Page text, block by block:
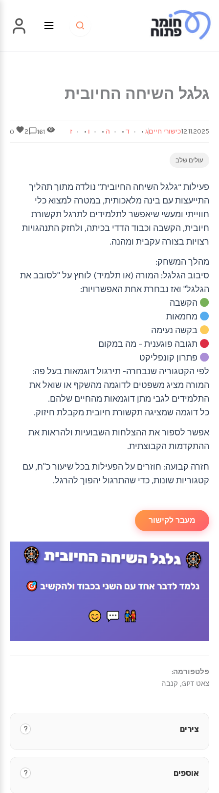
לתוכן
גלגל השיחה החיובית
12.11.2025כישורי חייםג • ד • ה • ו • ז 2
עולים שלב
פעילות “גלגל השיחה החיובית” נולדה מתוך תהליך
התייעצות עם בינה מלאכותית, במטרה למצוא כלי
חווייתי ומעשי שיאפשר לתלמידים לתרגל תקשורת
חיובית, הקשבה וכבוד הדדי בכיתה, ולחזק התנהגויות
רצויות בצורה עקבית ומהנה.
מהלך המשחק:
סיבוב הגלגל: המורה (או תלמיד) לוחץ על "לסובב את
הגלגל" ואז נבחרת אחת האפשרויות:
הקשבה
מחמאות
בקשה נעימה
תגובה פוגענית – מה במקום
פתרון קונפליקט
לפי הקטגוריה שנבחרה- תירגול דוגמאות בעל פה:
המורה מציג משפטים לדוגמה מהשקף או שואל את
התלמידים לגבי מתן דוגמאות מהחיים שלהם.
כל דוגמה שמציגה תקשורת חיובית מקבלת חיזוק.
אפשר לספור את ההצלחות השבועיות ולהראות את
ההתקדמות הקבוצתית.
חזרה קבועה: חוזרים על הפעילות בכל שיעור כ"ח, עם
קטגוריות שונות, כדי שהתרגול יהפוך להרגל.
מעבר לקישור
פלטפורמה:
צאט GPT, קנבה
צירים ?
אוספים ?